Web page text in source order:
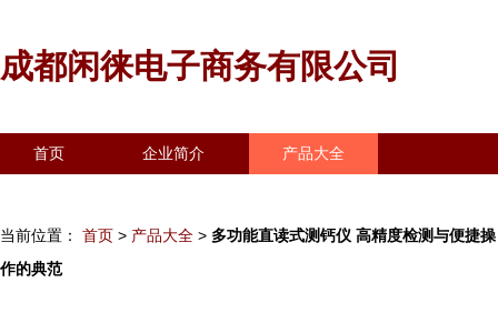
成都闲徕电子商务有限公司
首页 企业简介 产品大全
当前位置： 首页 > 产品大全 > 多功能直读式测钙仪 高精度检测与便捷操
作的典范